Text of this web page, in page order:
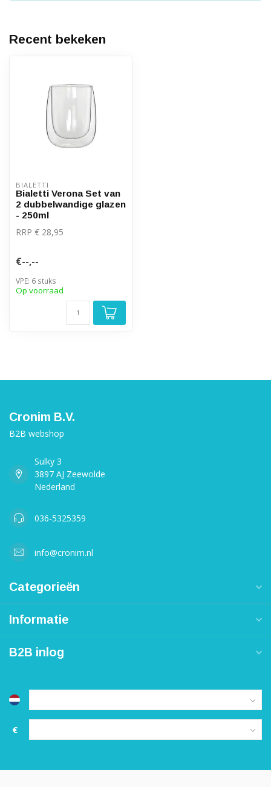
Recent bekeken
BIALETTI
Bialetti Verona Set van
2 dubbelwandige glazen
- 250ml
RRP € 28,95
€--,--
VPE: 6 stuks
Op voorraad
Cronim B.V.
B2B webshop
Sulky 3
3897 AJ Zeewolde
Nederland
036-5325359
info@cronim.nl
Categorieën
Informatie
B2B inlog
€